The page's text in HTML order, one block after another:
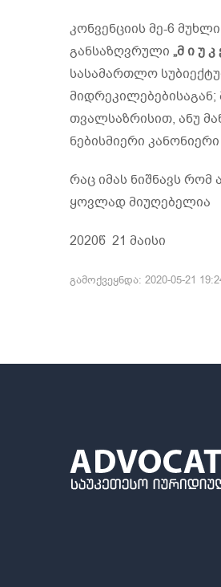
კონვენციის მე-6
განსაზღვრული „მ ი უ
სასამართლო
თვალსაზრისით, ანუ
ნებისმიერი
რაც იმას ნიშნავს
ყოვლად მიუღებელია
2020წ 21 მაისი
გამოქვეყნდა: 2020-05-21